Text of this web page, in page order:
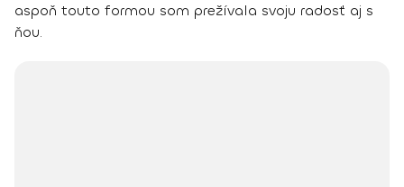
aspoň touto formou som prežívala svoju radosť aj s
ňou.